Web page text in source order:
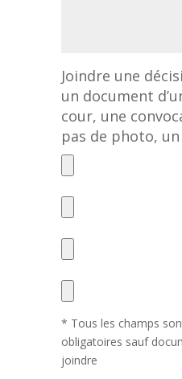
Joindre une
un document
cour, une
pas de photo,
* Tous les champs
obligatoires sauf
joindre